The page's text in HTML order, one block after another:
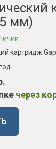
мм)
картридж
через